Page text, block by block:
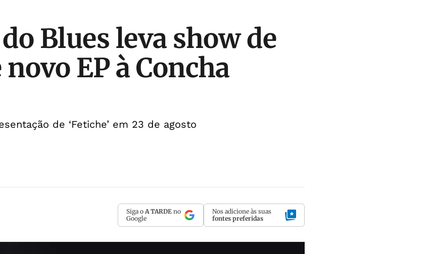
Blues leva show de
EP à Concha
de ‘Fetiche’ em 23 de agosto
Siga o A TARDE no
Google
Nos adicione às suas
fontes preferidas